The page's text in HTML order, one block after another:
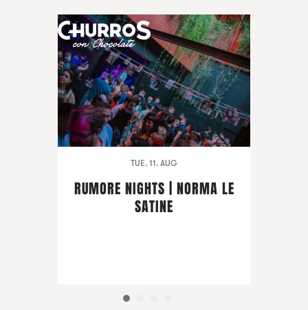
TUE. 11. AUG
RUMORE NIGHTS | NORMA LE
SATINE